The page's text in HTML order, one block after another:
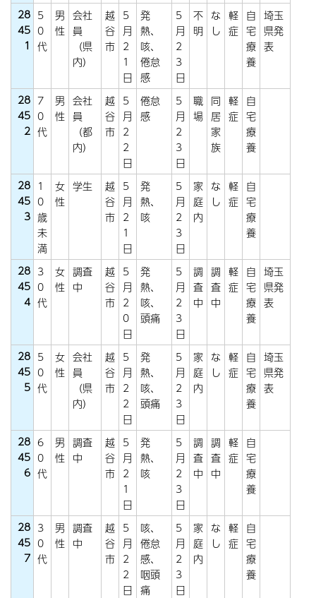
28
45
1
5
0
代
男
性
会社
員
（県
内）
越
谷
市
5
月
2
1
日
発
熱、
咳、
倦怠
感
5
月
2
3
日
不
明
な
し
軽
症
自
宅
療
養
埼玉
県発
表
28
45
2
7
0
代
男
性
会社
員
（都
内）
越
谷
市
5
月
2
2
日
倦怠
感
5
月
2
3
日
職
場
同
居
家
族
軽
症
自
宅
療
養
28
45
3
1
0
歳
未
満
女
性
学生
越
谷
市
5
月
2
1
日
発
熱、
咳
5
月
2
3
日
家
庭
内
な
し
軽
症
自
宅
療
養
28
45
4
3
0
代
女
性
調査
中
越
谷
市
5
月
2
0
日
発
熱、
咳、
頭痛
5
月
2
3
日
調
査
中
調
査
中
軽
症
自
宅
療
養
埼玉
県発
表
28
45
5
5
0
代
女
性
会社
員
（県
内）
越
谷
市
5
月
2
2
日
発
熱、
咳、
頭痛
5
月
2
3
日
家
庭
内
な
し
軽
症
自
宅
療
養
埼玉
県発
表
28
45
6
6
0
代
男
性
調査
中
越
谷
市
5
月
2
1
日
発
熱、
咳
5
月
2
3
日
調
査
中
調
査
中
軽
症
自
宅
療
養
28
45
7
3
0
代
男
性
調査
中
越
谷
市
5
月
2
2
日
咳、
倦怠
感、
咽頭
痛
5
月
2
3
日
家
庭
内
な
し
軽
症
自
宅
療
養